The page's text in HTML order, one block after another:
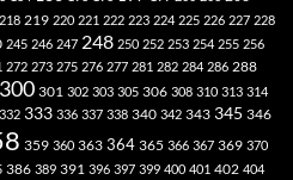
218 219 220 221 222 223 224 225 226 227 228
245 246 247 248 250 252 253 254 255 256
272 273 275 276 277 281 282 284 286 288
300 301 302 303 305 306 308 310 313 314
332 333 336 337 338 340 342 343 345 346
359 360 363 364 365 366 367 369 370
386 389 391 396 397 399 400 401 402 404